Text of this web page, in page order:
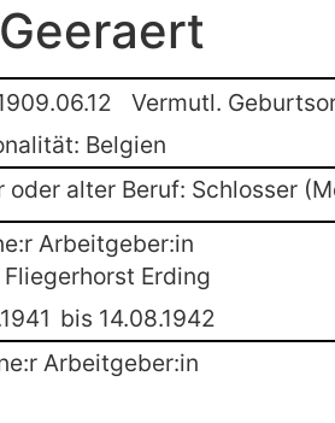
Geeraert
Vermutl.
Belgien
oder alter Beruf: Schlosser
Arbeitgeber:in
Fliegerhorst Erding
bis 14.08.1942
Arbeitgeber:in